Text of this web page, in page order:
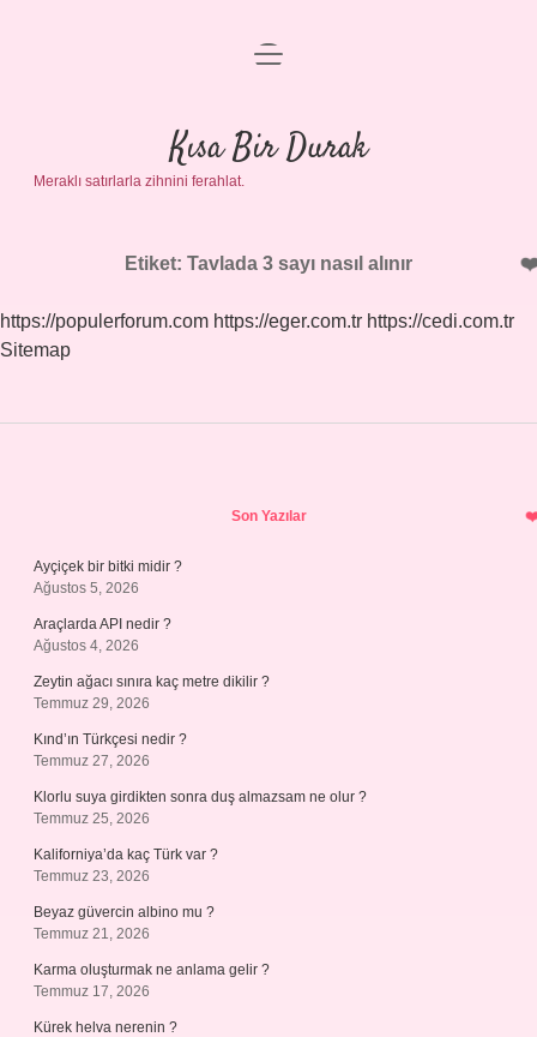
Anasayfa
Gizlilik Politikası
Yasal Uyarı
menüyü
Kısa Bir Durak
Meraklı satırlarla zihnini ferahlat.
Etiket: Tavlada 3 sayı nasıl alınır
https://populerforum.com https://eger.com.tr https://cedi.com.tr
Sitemap
Son Yazılar
Ayçiçek bir bitki midir ?
Ağustos 5, 2026
Araçlarda API nedir ?
Ağustos 4, 2026
Zeytin ağacı sınıra kaç metre dikilir ?
Temmuz 29, 2026
Kınd’ın Türkçesi nedir ?
Temmuz 27, 2026
Klorlu suya girdikten sonra duş almazsam ne olur ?
Temmuz 25, 2026
Kaliforniya’da kaç Türk var ?
Temmuz 23, 2026
Beyaz güvercin albino mu ?
Temmuz 21, 2026
Karma oluşturmak ne anlama gelir ?
Temmuz 17, 2026
Kürek helva nerenin ?